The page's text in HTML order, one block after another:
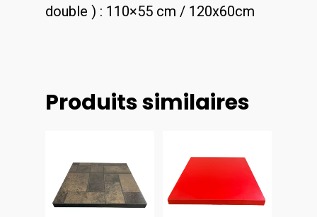
double ) : 110×55 cm / 120x60cm
Produits similaires